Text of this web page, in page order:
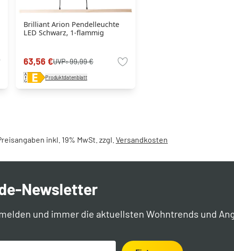
Brilliant Arion Pendelleuchte
LED Schwarz, 1-flammig
63,56 €UVP:99,99 €
Produktdatenblatt
inkl. 19% MwSt. zzgl. Versandkosten
Newsletter
und immer die aktuellsten Wohntrends und